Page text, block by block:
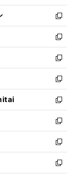
開
く
ウ
で
開
く
ン
ド
ウ
で
開
く
ウ
ィ
ン
ド
ウ
で
開
く
新
し
い
ウ
ィ
ン
ド
ウ
で
開
く
新
し
い
ウ
ィ
ン
ド
ウ
で
開
く
新
し
い
ウ
ィ
ン
ド
ウ
で
開
く
新
し
い
ウ
ィ
ン
ド
ウ
で
開
新
し
い
ウ
ィ
ン
ド
ウ
新
し
い
ウ
ィ
ン
新
し
い
ウ
新
し